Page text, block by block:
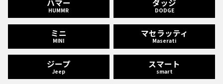
ハマー
HUMMR
ダッジ
DODGE
ミニ
MINI
マセラッティ
Maserati
ジープ
Jeep
スマート
smart